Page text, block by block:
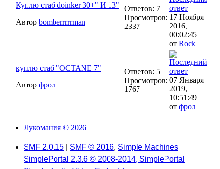
Куплю стаб doinker 30+" И 13"
Автор bomberrrrrman
Ответов: 7
Просмотров:
2337
17 Ноября
2016,
00:02:45
от Rock
куплю стаб "OCTANE 7"
Автор фрол
Ответов: 5
Просмотров:
1767
07 Января
2019,
10:51:49
от фрол
Лукомания © 2026
SMF 2.0.15 SMF © 2016, Simple Machines
SimplePortal 2.3.6 © 2008-2014, SimplePortal